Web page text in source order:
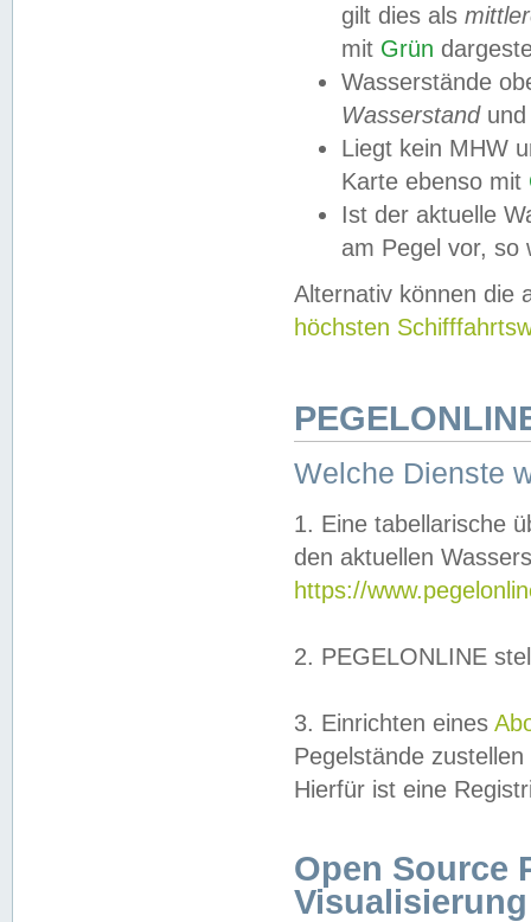
gilt dies als
mit Grün
Wasserstände
Wasserstandund
Liegt kein MHW
Karte ebenso mit
Ist der aktuelle
am Pegel vor,
Alternativ können die
höchsten
Welche Dienste
1. Eine tabellarische
den aktuellen
https://
2. PEGELONLINE
3. Einrichten eines
Pegelstände
Hierfür ist eine
Open Source
Visualisierung